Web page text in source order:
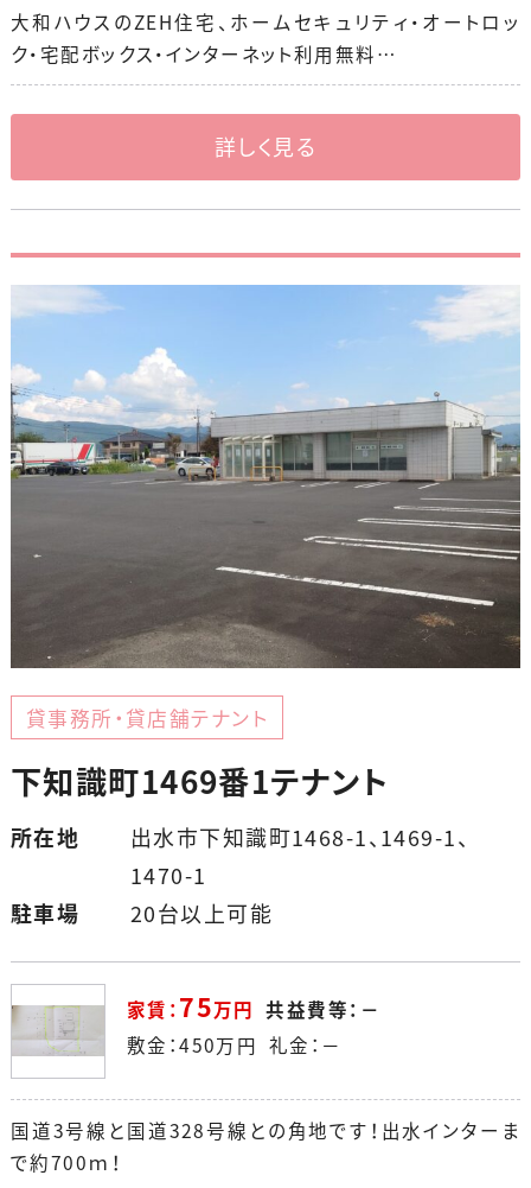
大和ハウスのZEH住宅、ホームセキュリティ・オートロッ
ク・宅配ボックス・インターネット利用無料…
詳しく見る
貸事務所・貸店舗テナント
下知識町1469番1テナント
所在地
出水市下知識町1468-1、1469-1、
1470-1
駐車場
20台以上可能
家賃：75万円 共益費等：－
敷金：450万円 礼金：－
国道3号線と国道328号線との角地です！出水インターま
で約700ｍ！